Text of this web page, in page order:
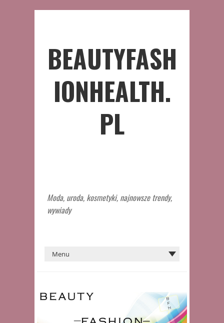
BEAUTYFASH
IONHEALTH.
PL
Moda, uroda, kosmetyki, najnowsze trendy,
wywiady